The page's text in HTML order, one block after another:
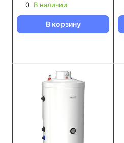
0 В наличии
В корзину